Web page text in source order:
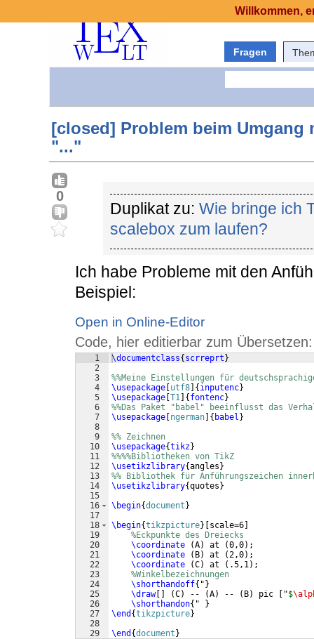
Fragen
[closed] Problem beim
"..."
0
Duplikat zu: Wie bringe ich
scalebox zum laufen?
Ich habe Probleme mit den
Beispiel:
Open in Online-Editor
Code, hier editierbar zum Übersetzen:
1
2
3
4
5
6
7
8
9
10
11
12
13
14
15
16
17
18
19
20
21
22
23
24
25
26
27
28
29
\documentclass{scrreprt}
%%Meine Einstellungen für
\usepackage [utf8] {inputenc}
\usepackage [T1 ] {fontenc}
%%Das Paket "babel" beeinflusst das
\usepackage [ngerman] { babel }
%% Zeichnen
\usepackage{tikz}
%%%%Bibliotheken von TikZ
\usetikzlibrary{angles}
%% Bibliothek für Anführungszeichen
\usetikzlibrary{quotes}
\begin{document}
\begin{tikzpicture} [scale=6]
%Eckpunkte des Dreiecks
\coordinate
(A) at (0,0) ;
\coordinate
( B) at ( 2,0) ;
\coordinate
(C) at ( .5,1 ) ;
%Winkelbezeichnungen
\shorthandoff{ "}
\draw[ ] (C) -- (A) -- ( B) pic [ "$
\shorthandon{ " }
\end {tikzpicture}
\end {document}
Willkommen,